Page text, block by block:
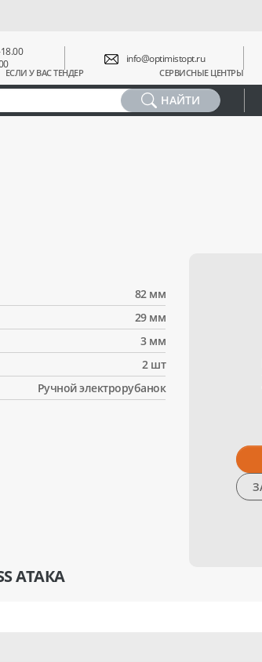
ЕСЛИ У ВАС ТЕНДЕР СЕРВИСНЫЕ ЦЕНТРЫ
info@optimistopt.ru
НАЙТИ
82 мм
29 мм
3 мм
2 шт
Ручной электрорубанок
АТАКА